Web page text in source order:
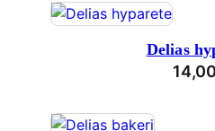
Delias
14,00